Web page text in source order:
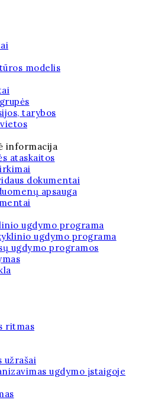
modelis
tarybos
informacija
ataskaitos
dokumentai
apsauga
ugdymo programa
ugdymo programa
ugdymo programos
ritmas
užrašai
ugdymo įstaigoje